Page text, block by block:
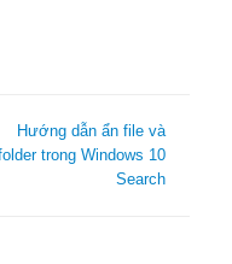
Hướng dẫn ẩn file và
trong Windows 10
Search